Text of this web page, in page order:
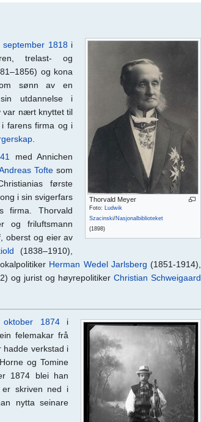
Thorvald Meyer
Foto: Ludwik
Szacinski/Nasjonalbiblioteket
(1898)
september 1818 i
trelast- og
og kona
sønn av en
utdannelse i
var nært knyttet til
i farens firma og i
.
med Annichen
Tofte som
første
i sin svigerfars
firma. Thorvald
og friluftsmann
oberst og eier av
(1838–1910),
Herman Wedel Jarlsberg (1851-1914),
og jurist og høyrepolitiker Christian Schweigaard
1874i
felemakar frå
hadde verkstad i
og Tomine
1874 blei han
skriven ned i
nytta seinare